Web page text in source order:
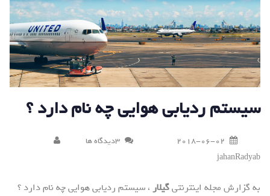
سیستم ردیابی هوایی چه نام دارد ؟
2018-06-02
3دیدگاه ها
jahanRadyab
به گزارش مجله اینترنتیگیلار، سیستم ردیابی هوایی چه نام دارد ؟